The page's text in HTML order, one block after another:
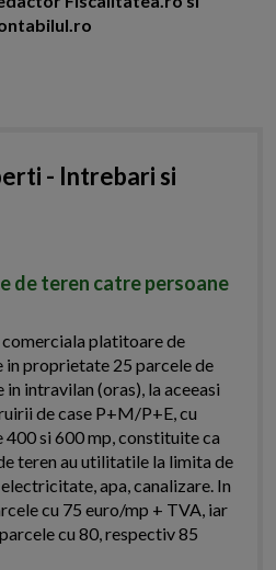
- Intrebari si
de teren catre persoane
platitoare de
proprietate 25 parcele de
intravilan (oras), la aceeasi
de case P+M/P+E, cu
si 600 mp, constituite ca
teren au utilitatile la limita de
apa, canalizare. In
cu 75 euro/mp + TVA, iar
cu 80, respectiv 85